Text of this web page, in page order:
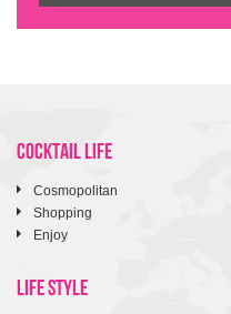
COCKTAIL LIFE
Cosmopolitan
Shopping
Enjoy
LIFE STYLE